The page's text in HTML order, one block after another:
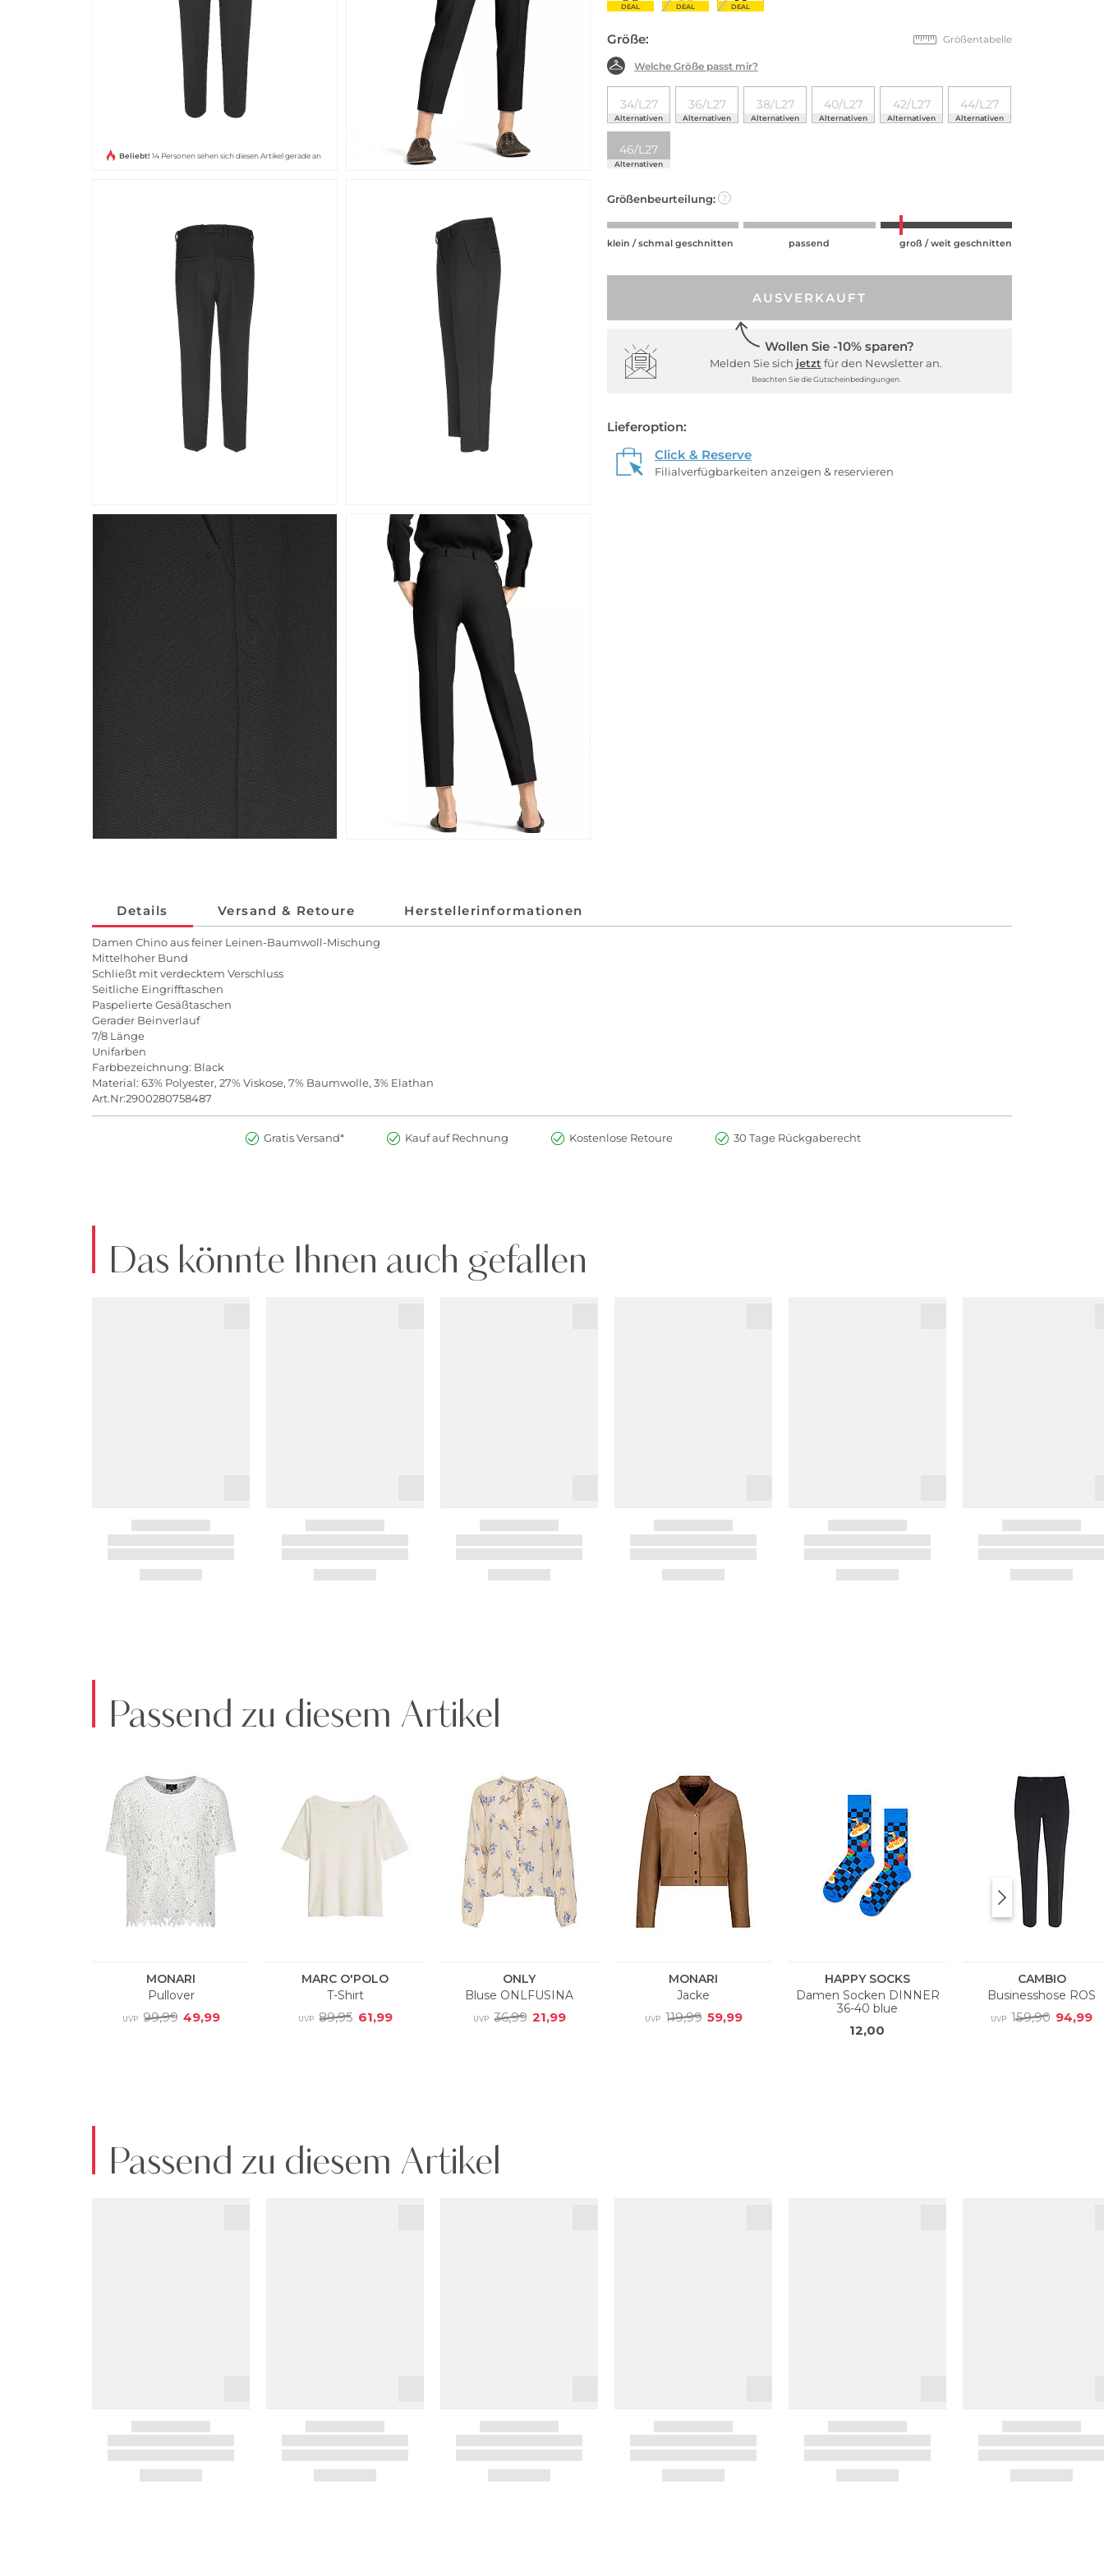
Beliebt! 14 Personen sehen sich diesen Artikel gerade an
DEAL DEAL DEAL
Größe: Größentabelle
Welche Größe passt mir?
34/L27
Alternativen
36/L27
Alternativen
38/L27
Alternativen
40/L27
Alternativen
42/L27
Alternativen
44/L27
Alternativen
46/L27
Alternativen
Größenbeurteilung: ?
klein / schmal geschnitten passend groß / weit geschnitten
AUSVERKAUFT
Wollen Sie -10% sparen?
Melden Sie sich jetzt für den Newsletter an.
Beachten Sie die Gutscheinbedingungen.
Lieferoption:
Click & Reserve
Filialverfügbarkeiten anzeigen & reservieren
Details Versand & Retoure Herstellerinformationen
Damen Chino aus feiner Leinen-Baumwoll-Mischung
Mittelhoher Bund
Schließt mit verdecktem Verschluss
Seitliche Eingrifftaschen
Paspelierte Gesäßtaschen
Gerader Beinverlauf
7/8 Länge
Unifarben
Farbbezeichnung: Black
Material: 63% Polyester, 27% Viskose, 7% Baumwolle, 3% Elathan
Art.Nr:2900280758487
Gratis Versand* Kauf auf Rechnung Kostenlose Retoure 30 Tage Rückgaberecht
Das könnte Ihnen auch gefallen
Passend zu diesem Artikel
Passend zu diesem Artikel